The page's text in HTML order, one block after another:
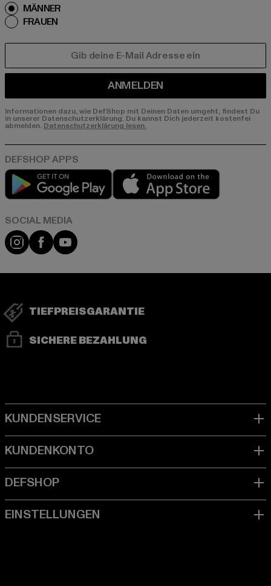
MÄNNER
FRAUEN
ANMELDEN
Informationen dazu, wie DefShop mit Deinen Daten umgeht, findest Du
in unserer Datenschutzerklärung. Du kannst Dich jederzeit kostenfei
abmelden. Datenschutzerklärung lesen.
Play market
Instagram
FacebookYouTube
TIEFPREISGARANTIE
SICHERE BEZAHLUNG